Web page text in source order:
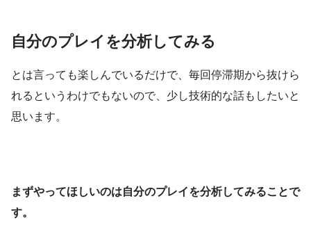
自分のプレイを分析してみる
とは言っても楽しんでいるだけで、毎回停滞期から抜けら
れるというわけでもないので、少し技術的な話もしたいと
思います。
まずやってほしいのは自分のプレイを分析してみることで
す。